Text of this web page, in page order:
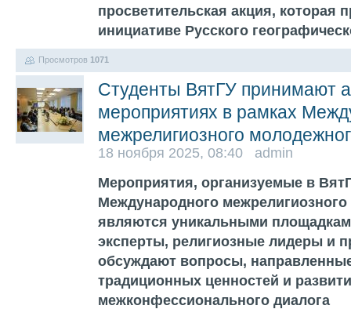
просветительская акция, которая
инициативе Русского
Просмотров 1071
Студенты ВятГУ принимают
мероприятиях в рамках
межрелигиозного
18 ноября 2025, 08:40 admin
Мероприятия, организуемые в
Международного
являются уникальными
эксперты, религиозные лидеры и
обсуждают вопросы,
традиционных ценностей и
межконфессионального диалога